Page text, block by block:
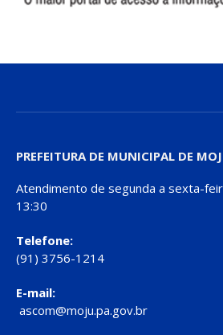
PREFEITURA DE MUNICIPAL DE
Atendimento de segunda a sexta-
13:30
Telefone:
(91) 3756-1214
E-mail:
ascom@moju.pa.gov.br